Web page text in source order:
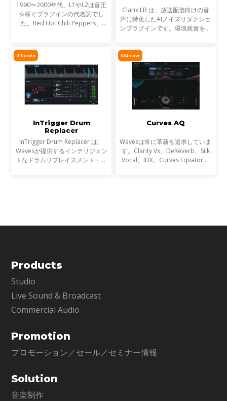
1990〜2000年代、L1やL2は音圧
を稼ぐプラグインの代名詞でし
た。Red Hot Chili Peppers、
ウンドは世界を席巻しました。し
かし今、音楽は単なる音圧では
Clarix LB は、放送配信向けの音
声に特化したAIノイズリダクショ
ンプラグインです。環境雑音をリ
イブ音声のトリートメントに最適
です。
Ultimate
InTrigger Drum
Replacer
InTrigger Drum Replacer は、
Wavesが提供するインテリジェン
トなドラムリプレイスメント・プ
Ultimate
Curves AQ
Wavesは常に革新を追求していま
す。Clarity Vx、DeReverb、Silk
Vocal、IDX、Curves Equator、
Products
Studio
Live Sound & Broadcast
Commercial Audio
Promotion
プロモーション／セール／セミナー情報
Solution
音楽制作